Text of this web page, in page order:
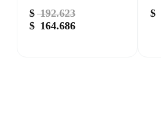
LITROS
$ 192.623
El precio original era: $
$ 164.686El precio actual es:
$